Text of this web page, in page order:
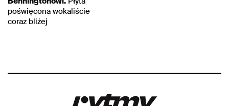
poświęcona wokaliście
coraz bliżej